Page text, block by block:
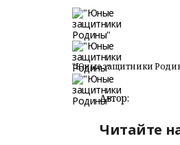
"Юные защитники
Автор:
Читайте